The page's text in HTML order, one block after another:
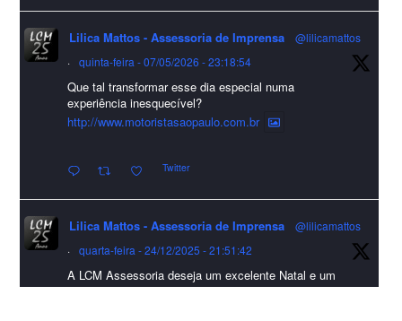
Lilica Mattos - Assessoria de Imprensa
9 months ago
A Abrafas - Associação Brasileira de Fibras Artificiais e
Sintéticas foi destaque na Revista Química e Derivados, na
incertezas do mercado global".
Confira detalhes 🗞📰📈
#sustentabilidade #FibrasSintéticas #EconomiaCircular #Abrafas
#IndústriaTêxtil
Foto
Lilica Mattos - Assessoria de Imprensa
@lilicamattos
·
quinta-feira - 07/05/2026 - 23:18:54
Que tal transformar esse dia especial numa
experiência inesquecível?
http://www.motoristasaopaulo.com.br
Twitter
Lilica Mattos - Assessoria de Imprensa
@lilicamattos
·
quarta-feira - 24/12/2025 - 21:51:42
A LCM Assessoria deseja um excelente Natal e um
2026 repleto de conquistas e realizações para todos